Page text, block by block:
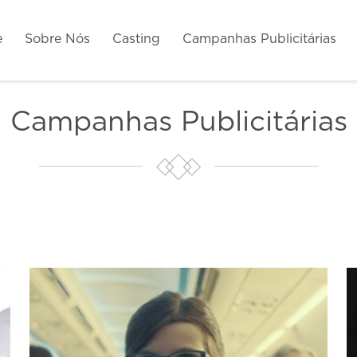
Sobre Nós Casting Campanhas Publicitárias
Campanhas Publicitárias